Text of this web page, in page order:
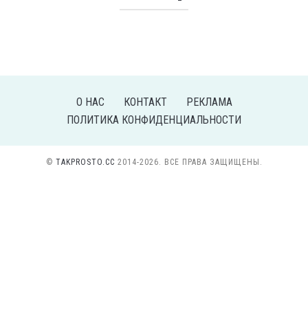
О НАС КОНТАКТ
РЕКЛАМА
ПОЛИТИКА КОНФИДЕНЦИАЛЬНОСТИ
© TAKPROSTO.CC 2014-2026. ВСЕ ПРАВА ЗАЩИЩЕНЫ.